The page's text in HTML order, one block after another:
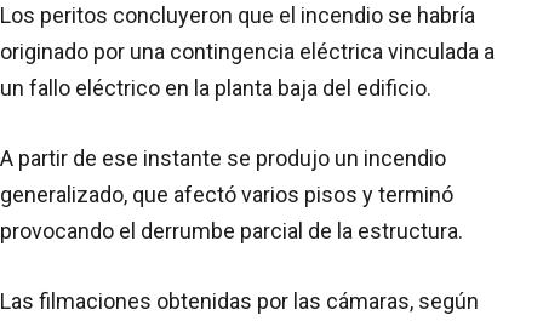
Los peritos concluyeron que el incendio se habría
originado por una contingencia eléctrica vinculada a
un fallo eléctrico en la planta baja del edificio.
A partir de ese instante se produjo un incendio
generalizado, que afectó varios pisos y terminó
provocando el derrumbe parcial de la estructura.
Las filmaciones obtenidas por las cámaras, según